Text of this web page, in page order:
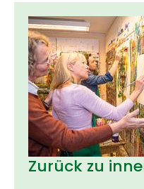
Zurück zu